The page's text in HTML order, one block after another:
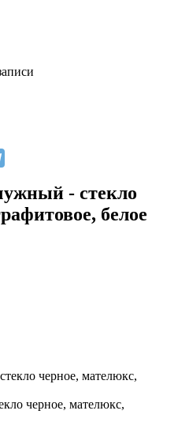
- стекло
белое
черное, мателюкс,
черное, мателюкс,